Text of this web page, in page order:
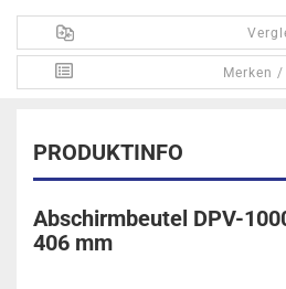
Merken
PRODUKTINFO
Abschirmbeutel DPV-
406 mm